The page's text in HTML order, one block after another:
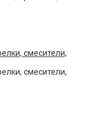
смесители,
смесители,